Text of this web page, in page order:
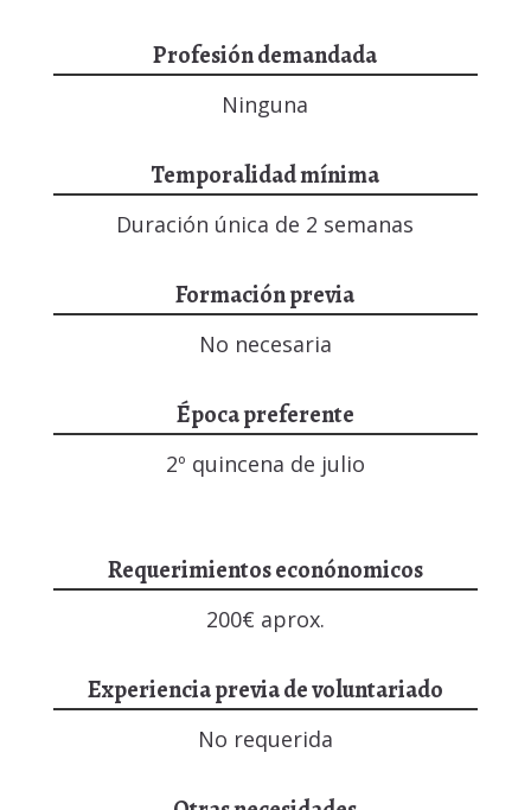
Profesión demandada
Ninguna
Temporalidad mínima
Duración única de 2 semanas
Formación previa
No necesaria
Época preferente
2º quincena de julio
Requerimientos econónomicos
200€ aprox.
Experiencia previa de voluntariado
No requerida